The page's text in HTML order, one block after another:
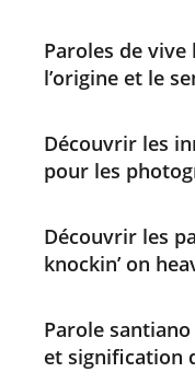
Paroles de
l’origine et le
Découvrir les
pour les
Découvrir les
knockin’ on
Parole
et signification